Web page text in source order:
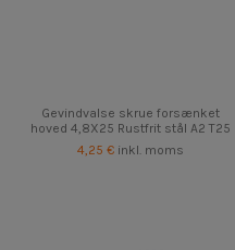
Gevindvalse skrue forsænket
hoved 4,8X25 Rustfrit stål A2 T25
4,25 € inkl. moms